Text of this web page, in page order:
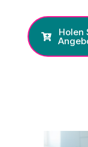
Holen